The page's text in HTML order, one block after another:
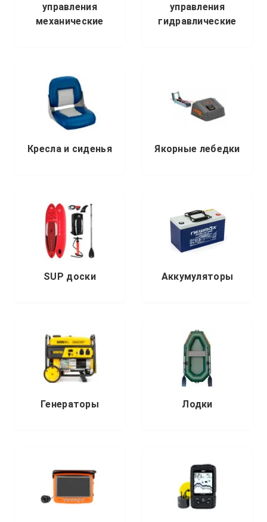
управления
механические
управления
гидравлические
Кресла и сиденья Якорные лебедки
SUP доски Аккумуляторы
Генераторы Лодки